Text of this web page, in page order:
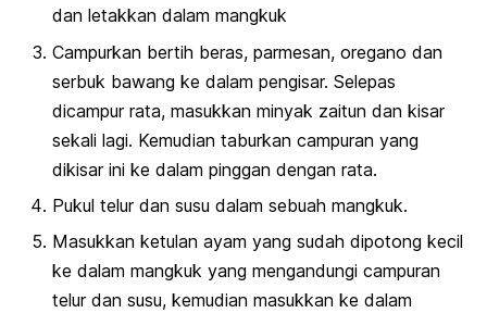
dan letakkan dalam mangkuk
Campurkan bertih beras, parmesan, oregano dan
serbuk bawang ke dalam pengisar. Selepas
dicampur rata, masukkan minyak zaitun dan kisar
sekali lagi. Kemudian taburkan campuran yang
dikisar ini ke dalam pinggan dengan rata.
Pukul telur dan susu dalam sebuah mangkuk.
Masukkan ketulan ayam yang sudah dipotong kecil
ke dalam mangkuk yang mengandungi campuran
telur dan susu, kemudian masukkan ke dalam